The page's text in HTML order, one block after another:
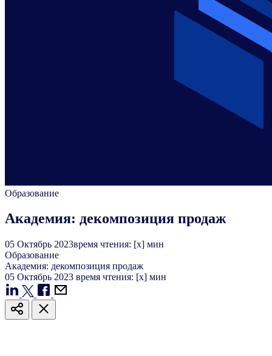
Образование
Академия: декомпозиция продаж
05 Октябрь 2023время чтения: [x] мин
Образование
Академия: декомпозиция продаж
05 Октябрь 2023 время чтения: [x] мин